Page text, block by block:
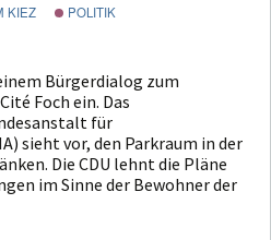
KIEZ
POLITIK
Bürgerdialog zum
Foch ein. Das
für
sieht vor, den Parkraum in der
Die CDU lehnt die Pläne
im Sinne der Bewohner der